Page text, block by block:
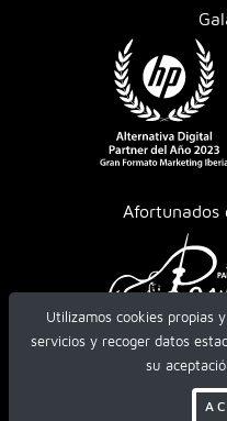
Utilizamos cookies propias
servicios y recoger datos
su
Afortunados